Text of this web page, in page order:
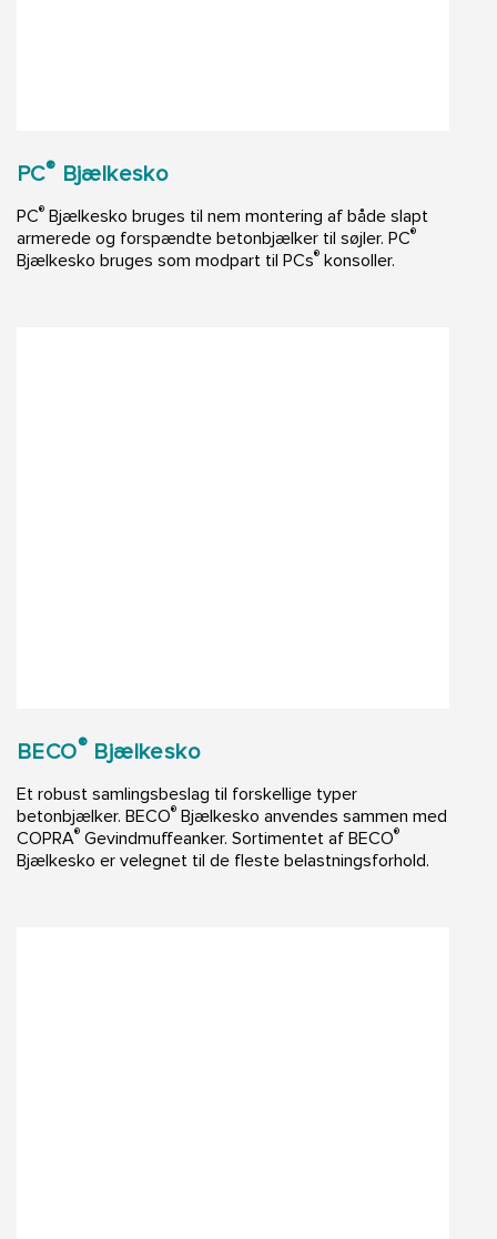
PC® Bjælkesko
PC® Bjælkesko bruges til nem montering af både slapt
armerede og forspændte betonbjælker til søjler. PC®
Bjælkesko bruges som modpart til PCs® konsoller.
BECO® Bjælkesko
Et robust samlingsbeslag til forskellige typer
betonbjælker. BECO® Bjælkesko anvendes sammen med
COPRA® Gevindmuffeanker. Sortimentet af BECO®
Bjælkesko er velegnet til de fleste belastningsforhold.